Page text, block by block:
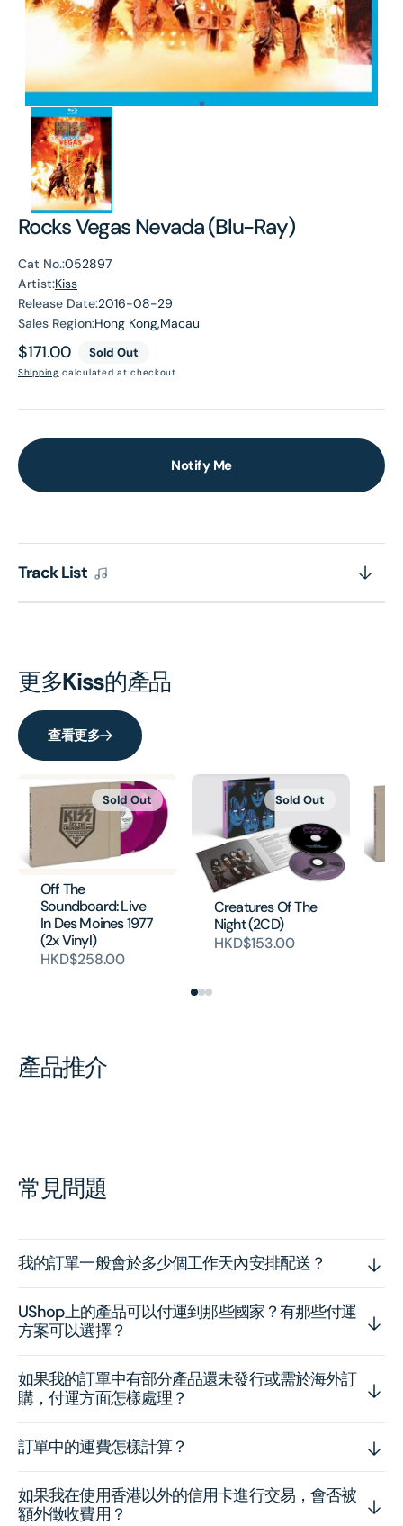
Rocks Vegas Nevada (Blu-Ray)
Cat No.:052897
Artist:Kiss
Release Date:2016-08-29
Sales Region:Hong Kong,Macau
Regular
price
$171.00 Sold Out
Shipping calculated at checkout.
Notify Me
Track List
更多Kiss的產品
查看更多
Off The
Soundboard: Live
In Des Moines 1977
(2x Vinyl)
HKD$258.00
Sold Out
Creatures Of The
Night (2CD)
HKD$153.00
Sold Out
產品推介
常見問題
我的訂單一般會於多少個工作天內安排配送？
UShop上的產品可以付運到那些國家？有那些付運
方案可以選擇？
如果我的訂單中有部分產品還未發行或需於海外訂
購，付運方面怎樣處理？
訂單中的運費怎樣計算？
如果我在使用香港以外的信用卡進行交易，會否被
額外徵收費用？